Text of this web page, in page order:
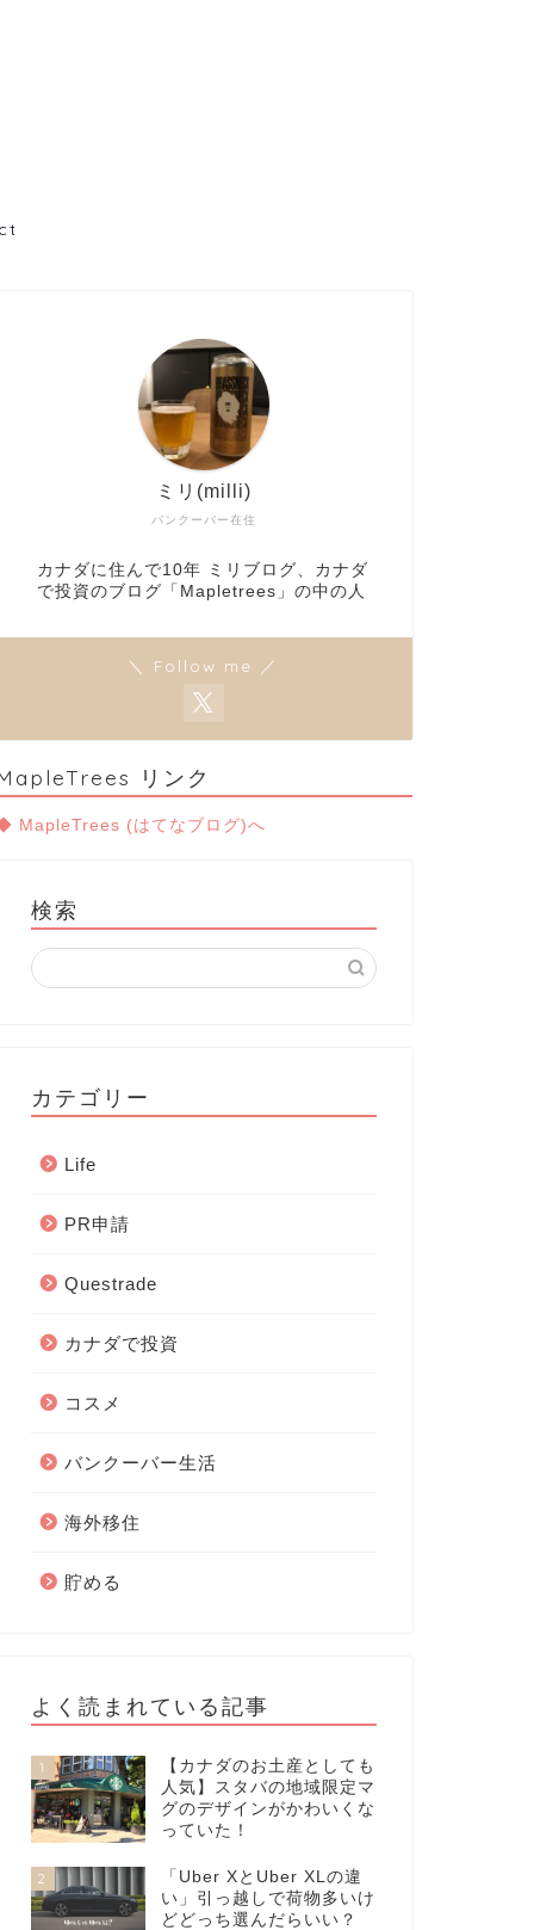
バンクーバー在住
ミリ(milli)
カナダに住んで10年 ミリブログ、カナダ
で投資のブログ「Mapletrees」の中の人
＼ Follow me ／
リンク
MapleTrees (はてなブログ)へ
検索
カテゴリー
Life
PR申請
Questrade
カナダで投資
コスメ
バンクーバー生活
海外移住
貯める
よく読まれている記事
1
【カナダのお土産としても
人気】スタバの地域限定マ
グのデザインがかわいくな
っていた！
2
「Uber XとUber XLの違
い」引っ越しで荷物多いけ
どどっち選んだらいい？